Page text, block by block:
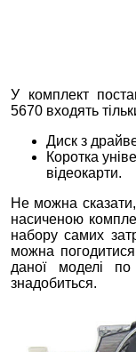
У комплект
5670 входять
Диск з
Коротка
відеокарти.
Не можна
насиченою
набору самих
можна
даної моделі
знадобиться.